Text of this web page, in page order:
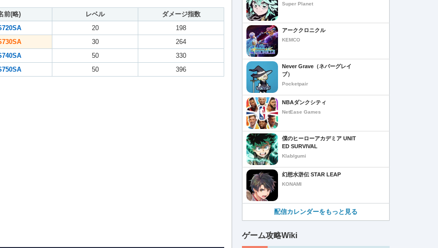
前(略) レベル
ダメージ指数
20
198
30
264
50
330
50 396
Super Planet
アーククロニクル
KEMCO
Never Grave（ネバーグレイ
ブ）
Pocketpair
NBAダンクシティ
NetEase Games
僕のヒーローアカデミア UNIT
ED SURVIVAL
Klab/gumi
幻想水滸伝 STAR LEAP
KONAMI
配信カレンダーをもっと見る
ゲーム攻略Wiki